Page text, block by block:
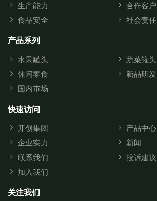
生产能力
合作客户
食品安全
社会责任
产品系列
水果罐头
蔬菜罐头
休闲零食
新品研发
国内市场
快速访问
开创集团
产品中心
企业实力
新闻
联系我们
投诉建议
加入我们
关注我们